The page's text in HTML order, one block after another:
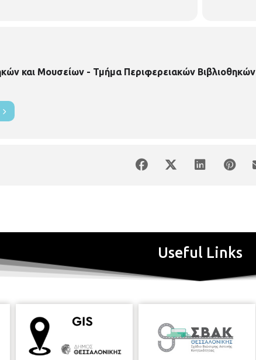
και Μουσείων - Τμήμα Περιφερειακών Βιβλιοθηκών
Useful Links